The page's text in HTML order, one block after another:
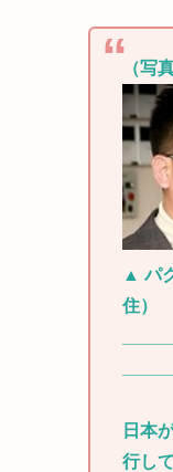
（写
▲ パ
住）
日本
行し